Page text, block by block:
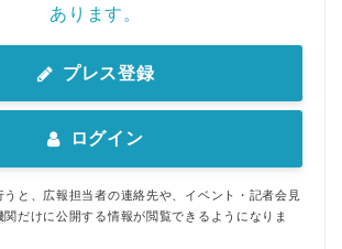
あります。
プレス登録
ログイン
うと、広報担当者の連絡先や、イベント・記者会見
だけに公開する情報が閲覧できるようになりま